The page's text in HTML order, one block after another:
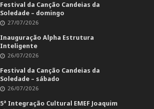
Festival da Canção Candeias da
Soledade – domingo
27/07/2026
Inauguração Alpha Estrutura
Inteligente
26/07/2026
Festival da Canção Candeias da
Soledade – sábado
26/07/2026
5ª Integração Cultural EMEF Joaquim